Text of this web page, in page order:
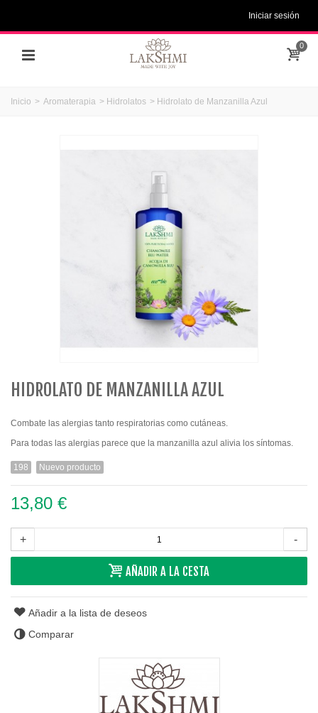
Iniciar sesión
0
Inicio > Aromaterapia > Hidrolatos > Hidrolato de Manzanilla Azul
HIDROLATO DE MANZANILLA AZUL
Combate las alergias tanto respiratorias como cutáneas.
Para todas las alergias parece que la manzanilla azul alivia los síntomas.
198 Nuevo producto
13,80 €
-
+
AÑADIR A LA CESTA
Añadir a la lista de deseos
Comparar